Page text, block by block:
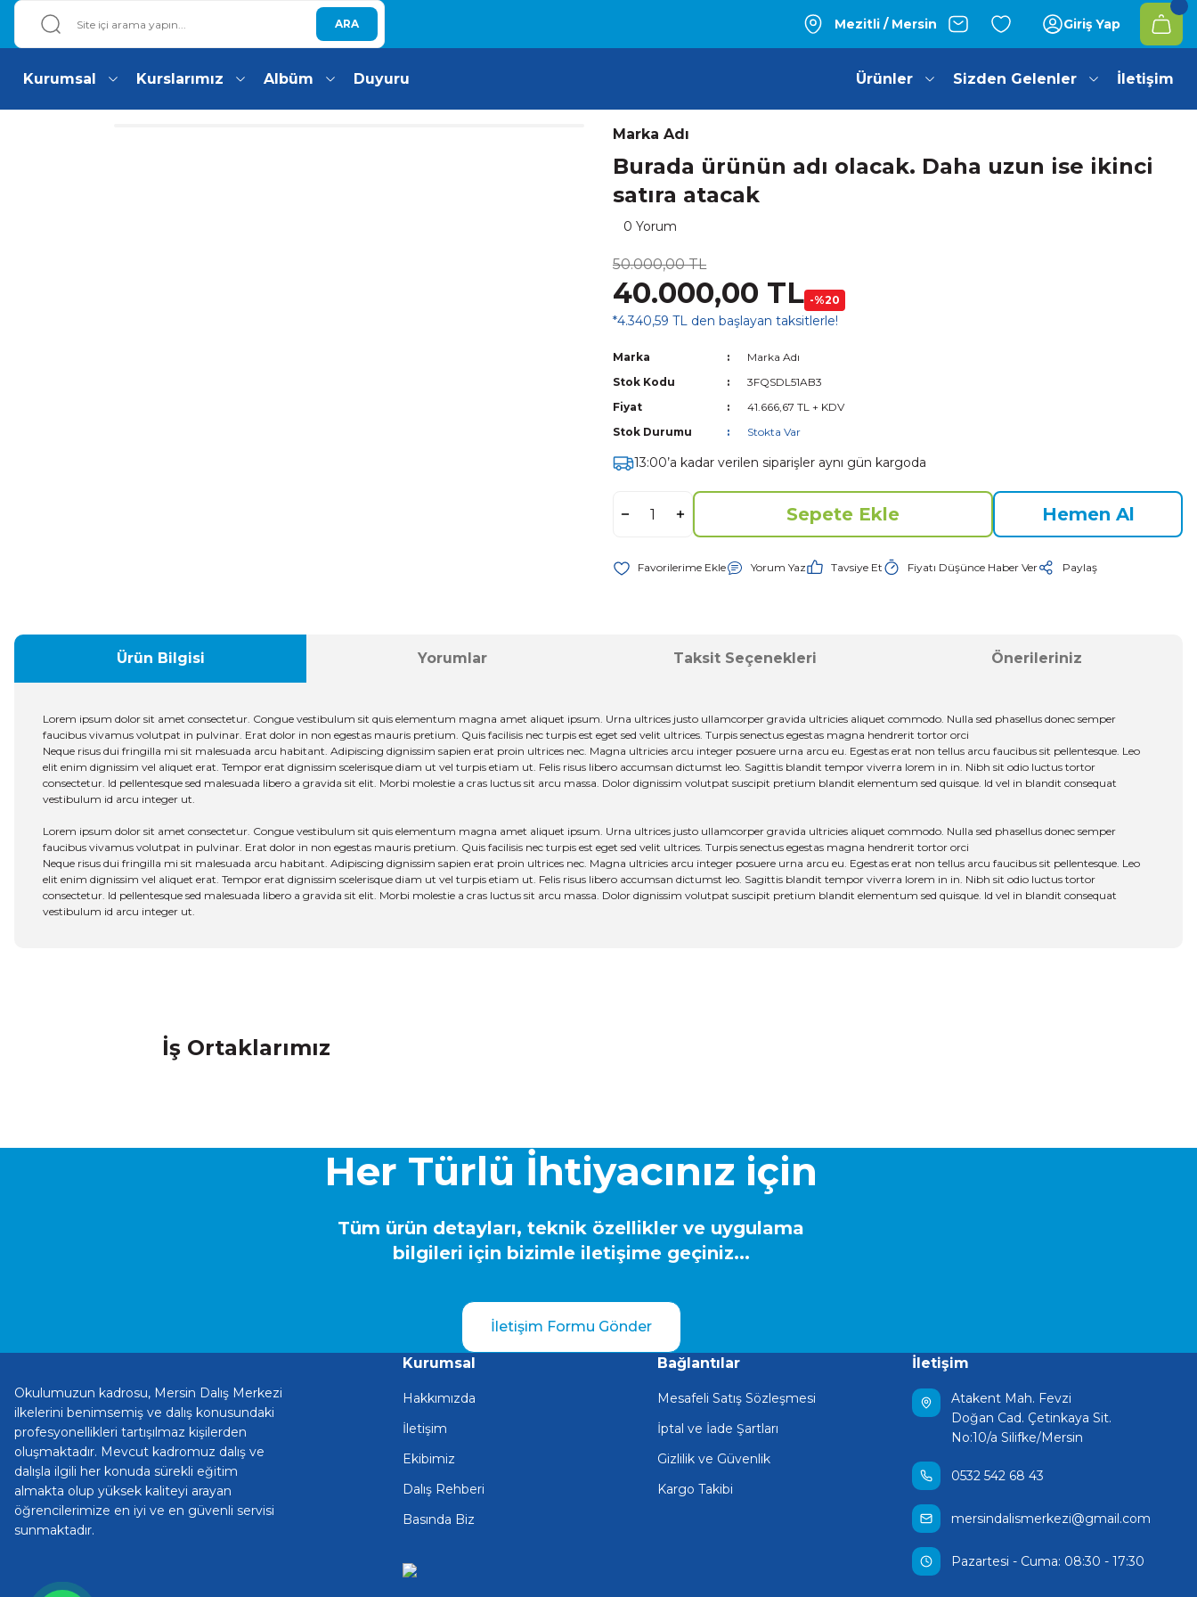
ARA Mezitli / Mersin Giriş Yap
Kurumsal Kurslarımız Albüm Duyuru Ürünler Sizden Gelenler İletişim
Marka Adı
Burada ürünün adı olacak. Daha uzun ise ikinci
satıra atacak
0 Yorum
50.000,00 TL
40.000,00 TL -%20
*4.340,59 TL den başlayan taksitlerle!
Marka
Marka Adı
Stok Kodu
3FQSDL51AB3
Fiyat
41.666,67 TL + KDV
Stok Durumu
Stokta Var
13:00’a kadar verilen siparişler aynı gün kargoda
Sepete Ekle Hemen Al
Yorum Yaz Tavsiye Et Fiyatı Düşünce Haber Ver Paylaş
Ürün Bilgisi Yorumlar Taksit Seçenekleri Önerileriniz
Lorem ipsum dolor sit amet consectetur. Congue vestibulum sit quis elementum magna amet aliquet ipsum. Urna ultrices justo ullamcorper gravida ultricies aliquet commodo. Nulla sed phasellus donec semper
faucibus vivamus volutpat in pulvinar. Erat dolor in non egestas mauris pretium. Quis facilisis nec turpis est eget sed velit ultrices. Turpis senectus egestas magna hendrerit tortor orci
Neque risus dui fringilla mi sit malesuada arcu habitant. Adipiscing dignissim sapien erat proin ultrices nec. Magna ultricies arcu integer posuere urna arcu eu. Egestas erat non tellus arcu faucibus sit pellentesque. Leo
elit enim dignissim vel aliquet erat. Tempor erat dignissim scelerisque diam ut vel turpis etiam ut. Felis risus libero accumsan dictumst leo. Sagittis blandit tempor viverra lorem in in. Nibh sit odio luctus tortor
consectetur. Id pellentesque sed malesuada libero a gravida sit elit. Morbi molestie a cras luctus sit arcu massa. Dolor dignissim volutpat suscipit pretium blandit elementum sed quisque. Id vel in blandit consequat
vestibulum id arcu integer ut.
Lorem ipsum dolor sit amet consectetur. Congue vestibulum sit quis elementum magna amet aliquet ipsum. Urna ultrices justo ullamcorper gravida ultricies aliquet commodo. Nulla sed phasellus donec semper
faucibus vivamus volutpat in pulvinar. Erat dolor in non egestas mauris pretium. Quis facilisis nec turpis est eget sed velit ultrices. Turpis senectus egestas magna hendrerit tortor orci
Neque risus dui fringilla mi sit malesuada arcu habitant. Adipiscing dignissim sapien erat proin ultrices nec. Magna ultricies arcu integer posuere urna arcu eu. Egestas erat non tellus arcu faucibus sit pellentesque. Leo
elit enim dignissim vel aliquet erat. Tempor erat dignissim scelerisque diam ut vel turpis etiam ut. Felis risus libero accumsan dictumst leo. Sagittis blandit tempor viverra lorem in in. Nibh sit odio luctus tortor
consectetur. Id pellentesque sed malesuada libero a gravida sit elit. Morbi molestie a cras luctus sit arcu massa. Dolor dignissim volutpat suscipit pretium blandit elementum sed quisque. Id vel in blandit consequat
vestibulum id arcu integer ut.
Ürün resmi kalitesiz, bozuk veya görüntülenemiyor.
Bu ürüne benzer farklı alternatifler olmalı.
Gönder
İş Ortaklarımız
Her Türlü İhtiyacınız için
Tüm ürün detayları, teknik özellikler ve uygulama
bilgileri için bizimle iletişime geçiniz...
İletişim Formu Gönder
Okulumuzun kadrosu, Mersin Dalış Merkezi
ilkelerini benimsemiş ve dalış konusundaki
profesyonellikleri tartışılmaz kişilerden
oluşmaktadır. Mevcut kadromuz dalış ve
dalışla ilgili her konuda sürekli eğitim
almakta olup yüksek kaliteyi arayan
öğrencilerimize en iyi ve en güvenli servisi
sunmaktadır.
Kurumsal
Hakkımızda
İletişim
Ekibimiz
Dalış Rehberi
Basında Biz
Bağlantılar
Mesafeli Satış Sözleşmesi
İptal ve İade Şartları
Gizlilik ve Güvenlik
Kargo Takibi
İletişim
Atakent Mah. Fevzi
Doğan Cad. Çetinkaya Sit.
No:10/a Silifke/Mersin
0532 542 68 43
mersindalismerkezi@gmail.com
Pazartesi - Cuma: 08:30 - 17:30